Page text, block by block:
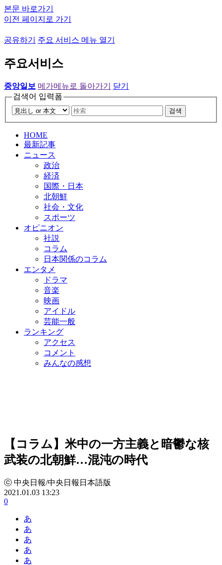
본문 바로가기
이전 페이지로 가기
공유하기 주요 서비스 메뉴 열기
주요서비스
중앙일보 메가메뉴로 돌아가기
닫기
검색어 입력폼
검색
HOME
最新記事
ニュース
政治
経済
国際・日本
北朝鮮
社会・文化
スポーツ
オピニオン
社説
コラム
日本関係のコラム
エンタメ
ドラマ
音楽
映画
アイドル
芸能一般
ランキング
アクセス
コメント
みんなの感想
【コラム】米中の一方主義と暗鬱な核
武装の北朝鮮…混沌の時代
ⓒ 中央日報/中央日報日本語版
2021.01.03 13:23
0
あ
あ
あ
あ
あ